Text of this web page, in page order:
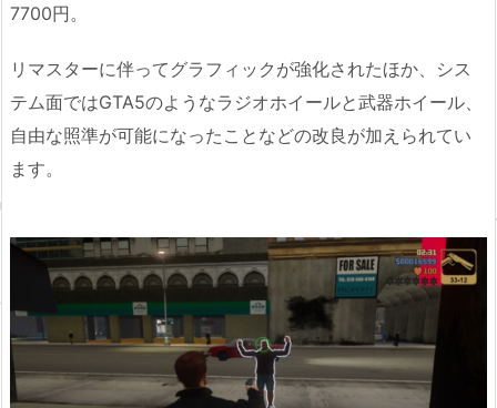
7700円。
リマスターに伴ってグラフィックが強化されたほか、シス
テム面ではGTA5のようなラジオホイールと武器ホイール、
自由な照準が可能になったことなどの改良が加えられてい
ます。